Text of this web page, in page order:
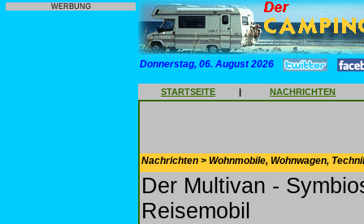
WERBUNG
Donnerstag, 06. August 2026
STARTSEITE | NACHRICHTEN
Nachrichten > Wohnmobile, Wohnwagen,
Der Multivan -
Reisemobil